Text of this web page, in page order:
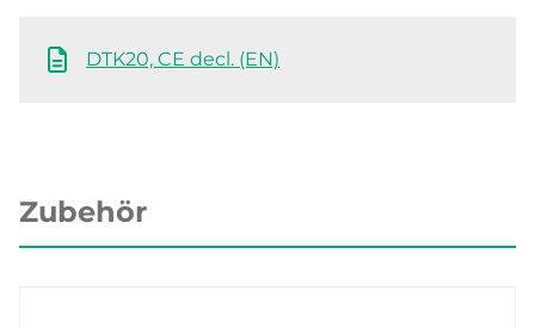
DTK20, CE decl. (EN)
Zubehör